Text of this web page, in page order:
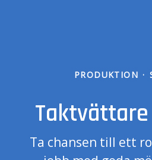
PRODUKTION ·
Ta chansen till ett